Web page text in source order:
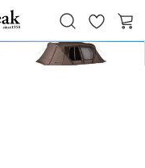
お
気
カ